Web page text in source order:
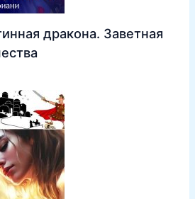
дракона. Заветная